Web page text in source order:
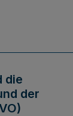
die
der